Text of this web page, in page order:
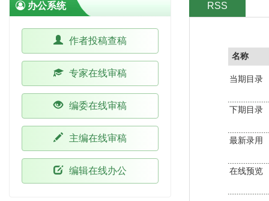
RSS
名称
当期目录
下期目录
最新录用
在线预览
办公系统
作者投稿查稿
专家在线审稿
编委在线审稿
主编在线审稿
编辑在线办公